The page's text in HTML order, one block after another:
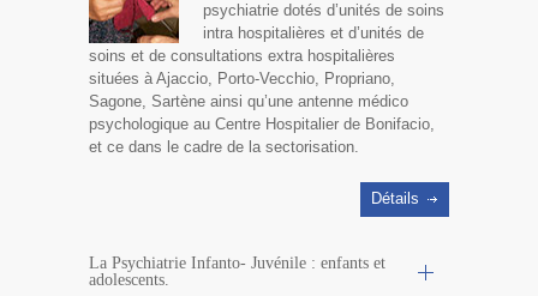
psychiatrie dotés d’unités de soins
intra hospitalières et d’unités de
soins et de consultations extra hospitalières
situées à Ajaccio, Porto-Vecchio, Propriano,
Sagone, Sartène ainsi qu’une antenne médico
psychologique au Centre Hospitalier de Bonifacio,
et ce dans le cadre de la sectorisation.
Détails
La Psychiatrie Infanto- Juvénile : enfants et
adolescents.